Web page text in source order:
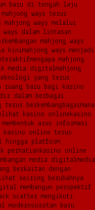
baru di tengah laju
ways terus
ways melalui
ways dalam lintasan
mahjong ways
kinimahjong ways menjadi
mengapa mahjong
media digitalmahjong
yang terus
ruang baru bagi kasino
dalam berbagai
berkembang bagaimana
kasino online kasino
arus informasi
kasino online terus
platform
perhatian kasino online
media digitalmedia
berkaitan dengan
seiring berubahnya
membangun perspektif
scatter mengikuti
modernsorotan baru